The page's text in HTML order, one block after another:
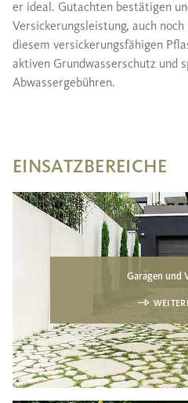
er ideal. Gutachten bestätigen
Versickerungsleistung, auch
diesem versickerungsfähigen
aktiven Grundwasserschutz und
Abwassergebühren.
EINSATZBEREICHE
Garagen und